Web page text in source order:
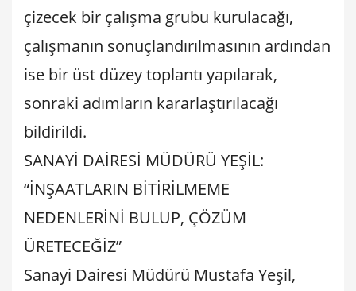
çizecek bir çalışma grubu kurulacağı,
çalışmanın sonuçlandırılmasının ardından
ise bir üst düzey toplantı yapılarak,
sonraki adımların kararlaştırılacağı
bildirildi.
SANAYİ DAİRESİ MÜDÜRÜ YEŞİL:
“İNŞAATLARIN BİTİRİLMEME
NEDENLERİNİ BULUP, ÇÖZÜM
ÜRETECEĞİZ”
Sanayi Dairesi Müdürü Mustafa Yeşil,